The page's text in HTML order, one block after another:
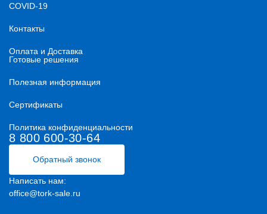
COVID-19
Контакты
Оплата и Доставка
Готовые решения
Полезная информация
Сертификаты
Политика конфиденциальности
8 800 600-30-64
Обратный звонок
Написать нам:
office@tork-sale.ru